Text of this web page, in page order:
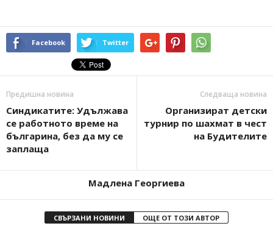
Facebook Twitter
Предишна новина
Синдикатите: Удължава
се работното време на
българина, без да му се
заплаща
Следваща новина
Организират детски
турнир по шахмат в чест
на Будителите
Мадлена Георгиева
СВЪРЗАНИ НОВИНИ ОЩЕ ОТ ТОЗИ АВТОР